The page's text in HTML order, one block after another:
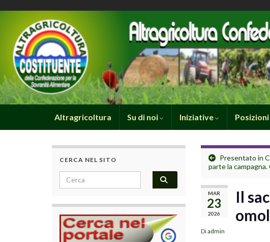
Altragricoltura Su di noi Iniziative Posizioni
Presentato in
parte la
MAR
23
2026
Il
Diadmin
CERCA NEL SITO
Search for: